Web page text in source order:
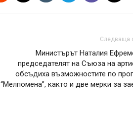
Следваща
Министърът Наталия
председателят на Съюза на
обсъдиха възможностите по
“Мелпомена”, както и две мерки за